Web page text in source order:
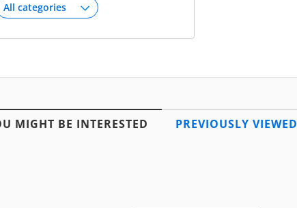
MIGHT BE INTERESTED PREVIOUSLY VIEWED